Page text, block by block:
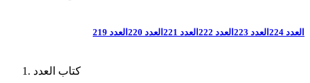
العدد 224 العدد 223 العدد 222 العدد 221 العدد 220 العدد 219
كتاب العدد